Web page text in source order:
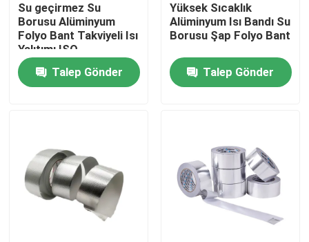
Hakkımızda
Kişiler
videolar
Isı Yalıtım Malzemeleri
Su geçirmez Su
Borusu Alüminyum
Folyo Bant Takviyeli Isı
Yalıtımı ISO
Talep Gönder
Yüksek Sıcaklık
Alüminyum Isı Bandı Su
Borusu Şap Folyo Bant
Talep Gönder